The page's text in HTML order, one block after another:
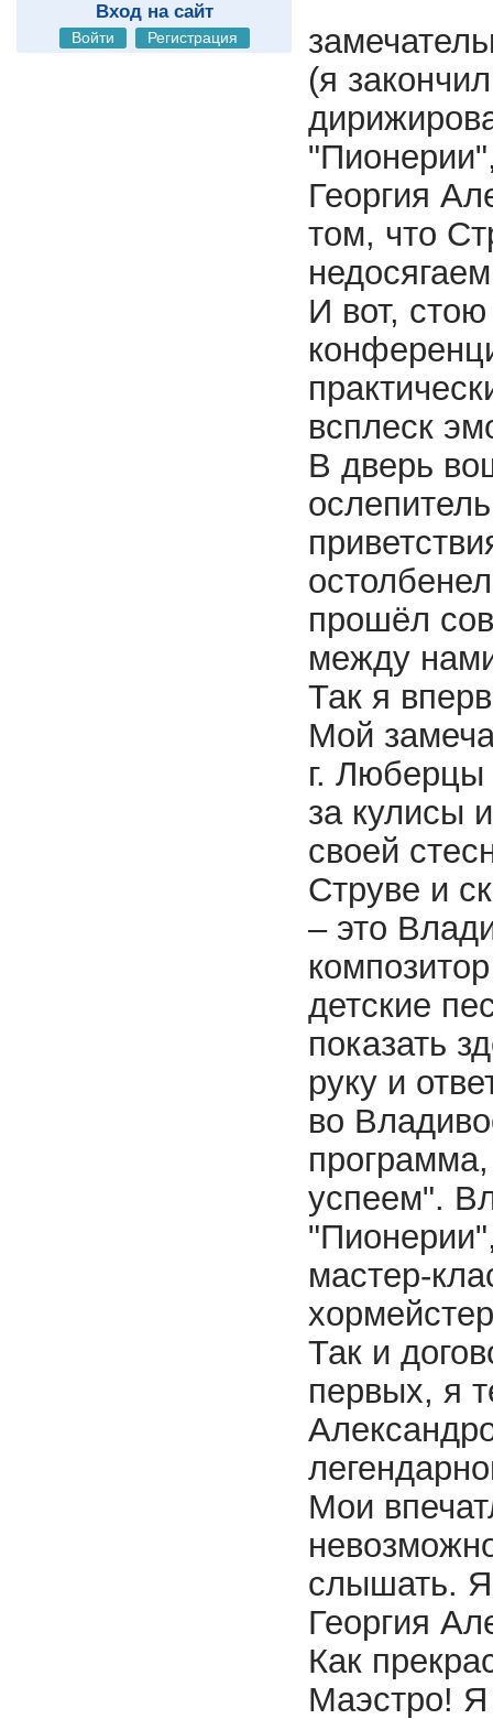
Вход на сайт
Войти Регистрация
(я
Георгия
том, что
И вот,
всплеск
В дверь
прошёл
между
Так я
Мой
г.
за кулисы
своей
Струве и
– это
детские
показать
руку и
во
успеем".
мастер-
Так и
первых, я
Мои
слышать.
Георгия
Как
Маэстро! Я